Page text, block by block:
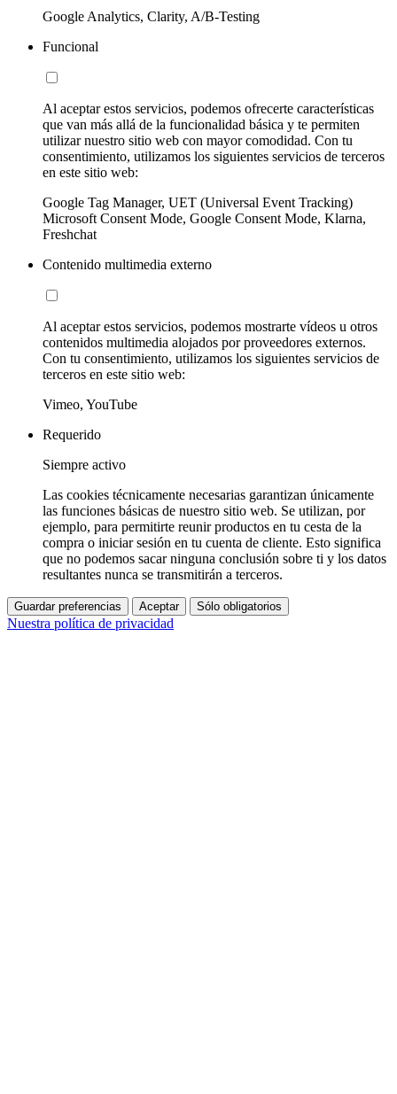
Google Analytics, Clarity, A/B-Testing
Funcional
Al aceptar estos servicios, podemos ofrecerte características
que van más allá de la funcionalidad básica y te permiten
utilizar nuestro sitio web con mayor comodidad. Con tu
consentimiento, utilizamos los siguientes servicios de terceros
en este sitio web:
Google Tag Manager, UET (Universal Event Tracking)
Microsoft Consent Mode, Google Consent Mode, Klarna,
Freshchat
Contenido multimedia externo
Al aceptar estos servicios, podemos mostrarte vídeos u otros
contenidos multimedia alojados por proveedores externos.
Con tu consentimiento, utilizamos los siguientes servicios de
terceros en este sitio web:
Vimeo, YouTube
Requerido
Siempre activo
Las cookies técnicamente necesarias garantizan únicamente
las funciones básicas de nuestro sitio web. Se utilizan, por
ejemplo, para permitirte reunir productos en tu cesta de la
compra o iniciar sesión en tu cuenta de cliente. Esto significa
que no podemos sacar ninguna conclusión sobre ti y los datos
resultantes nunca se transmitirán a terceros.
Guardar preferencias Aceptar Sólo obligatorios
Nuestra política de privacidad